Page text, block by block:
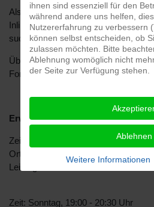
Also genau die richtige Sportart für
Inlineskates fahren und eine
suchen.
Über neue Mitspieler*innen – egal
Fortgeschrittene – freuen wir uns
Erwachsene - Anfänger und
Zeit: Mittwoch, 20:30 - 22:00 Uhr
Ort: Sporthalle Berufsschule
Leitung:
Zeit: Sonntag, 19:00 - 20:30 Uhr
ihnen sind essenziell für den
während andere uns helfen,
Nutzererfahrung zu verbessern
können selbst entscheiden, ob
zulassen möchten. Bitte
Ablehnung womöglich nicht
der Seite zur Verfügung stehen.
Ablehnen
Weitere Informationen